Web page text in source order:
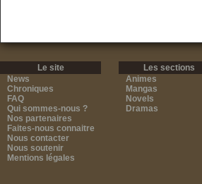
Le site
News
Chroniques
FAQ
Qui sommes-nous ?
Nos partenaires
Faites-nous connaitre
Nous contacter
Nous soutenir
Mentions légales
Les sections
Animes
Mangas
Novels
Dramas